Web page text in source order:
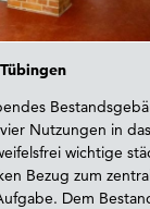
Nutzungen in
wichtige
Bezug zum
Dem